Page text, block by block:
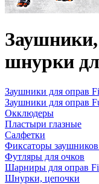
шнурки
Заушники для оправ
Заушники для оправ
Окклюдеры
Пластыри глазные
Салфетки
Фиксаторы
Футляры для очков
Шарниры для оправ
Шнурки, цепочки